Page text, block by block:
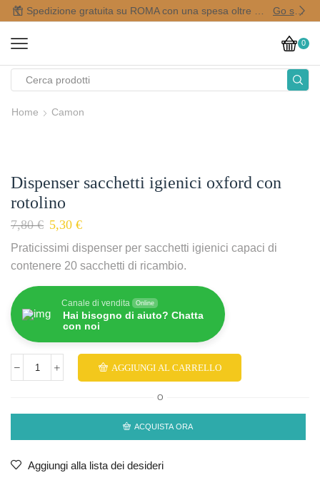
Go shop
0
Home Camon
Dispenser sacchetti igienici oxford con
rotolino
7,80€ 5,30 €
Praticissimi dispenser per sacchetti igienici capaci di
contenere 20 sacchetti di ricambio.
Canale di vendita Online
Hai bisogno di aiuto? Chatta
con noi
AGGIUNGI AL CARRELLO
O
ACQUISTA ORA
Aggiungi alla lista dei desideri